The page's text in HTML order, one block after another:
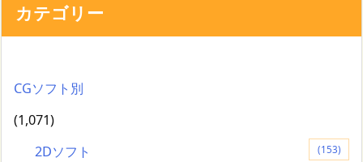
カテゴリー
CGソフト別
(1,071)
2Dソフト
(153)